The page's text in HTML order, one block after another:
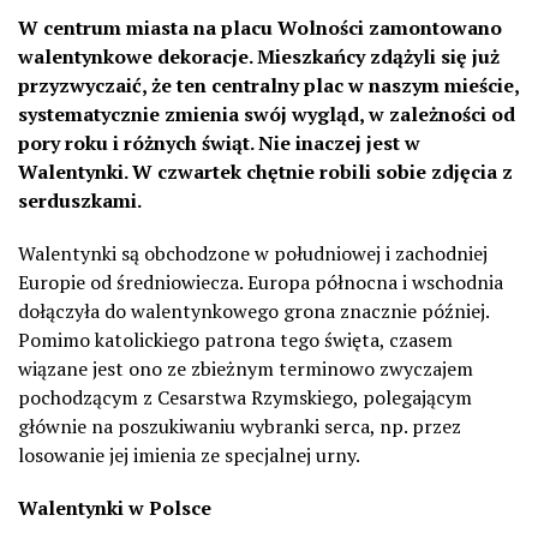
W centrum miasta na placu Wolności zamontowano
walentynkowe dekoracje. Mieszkańcy zdążyli się już
przyzwyczaić, że ten centralny plac w naszym mieście,
systematycznie zmienia swój wygląd, w zależności od
pory roku i różnych świąt. Nie inaczej jest w
Walentynki. W czwartek chętnie robili sobie zdjęcia z
serduszkami.
Walentynki są obchodzone w południowej i zachodniej
Europie od średniowiecza. Europa północna i wschodnia
dołączyła do walentynkowego grona znacznie później.
Pomimo katolickiego patrona tego święta, czasem
wiązane jest ono ze zbieżnym terminowo zwyczajem
pochodzącym z Cesarstwa Rzymskiego, polegającym
głównie na poszukiwaniu wybranki serca, np. przez
losowanie jej imienia ze specjalnej urny.
Walentynki w Polsce